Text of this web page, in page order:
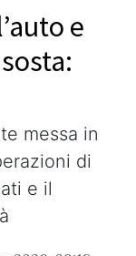
e
messa in
di
e il